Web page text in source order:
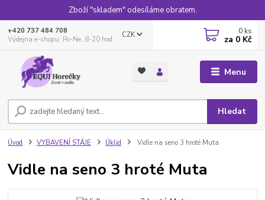
Zboží "skladem" odesíláme obratem.
Menu
CZK
Hledat
+420 737 484 708
Výdejna e-shopu: Po-Ne, 8-20 hod.
0 ks
za 0 Kč
Úvod VYBAVENÍ STÁJE Úklid Vidle na seno 3 hroté Muta
Vidle na seno 3 hroté Muta